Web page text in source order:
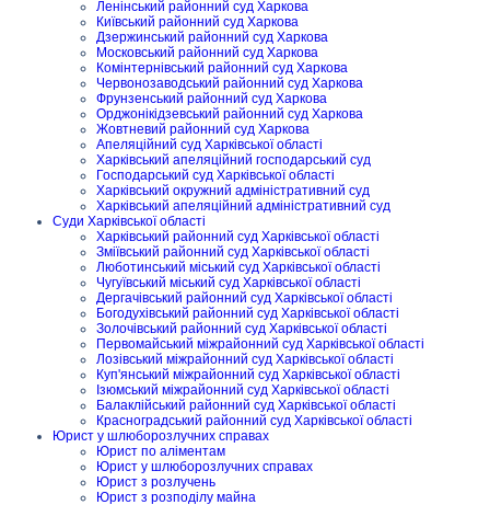
Ленінський районний суд Харкова
Київський районний суд Харкова
Дзержинський районний суд Харкова
Московський районний суд Харкова
Комінтернівський районний суд Харкова
Червонозаводський районний суд Харкова
Фрунзенський районний суд Харкова
Орджонікідзевський районний суд Харкова
Жовтневий районний суд Харкова
Апеляційний суд Харківської області
Харківський апеляційний господарський суд
Господарський суд Харківської області
Харківський окружний адміністративний суд
Харківський апеляційний адміністративний суд
Суди Харківської області
Харківський районний суд Харківської області
Зміївський районний суд Харківської області
Люботинський міський суд Харківської області
Чугуївський міський суд Харківської області
Дергачівський районний суд Харківської області
Богодухівський районний суд Харківської області
Золочівський районний суд Харківської області
Первомайський міжрайонний суд Харківської області
Лозівський міжрайонний суд Харківської області
Куп'янський міжрайонний суд Харківської області
Ізюмський міжрайонний суд Харківської області
Балаклійський районний суд Харківської області
Красноградський районний суд Харківської області
Юрист у шлюборозлучних справах
Юрист по аліментам
Юрист у шлюборозлучних справах
Юрист з розлучень
Юрист з розподілу майна